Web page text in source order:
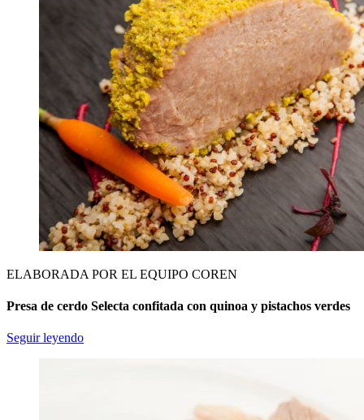
ELABORADA POR EL EQUIPO COREN
Presa de cerdo Selecta confitada con quinoa y pistachos verdes
Seguir leyendo